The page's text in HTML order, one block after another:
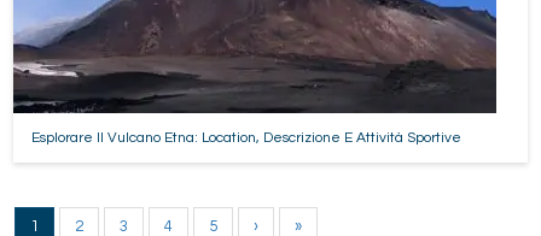
Esplorare Il Vulcano Etna: Location, Descrizione E Attività Sportive
1 2 3 4 5 › »